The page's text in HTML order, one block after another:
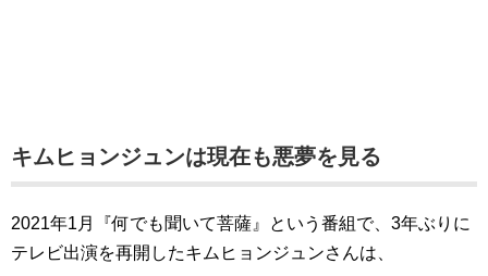
キムヒョンジュンは現在も悪夢を見る
2021年1月『何でも聞いて菩薩』という番組で、3年ぶりに
テレビ出演を再開したキムヒョンジュンさんは、